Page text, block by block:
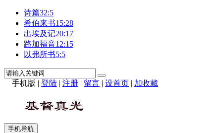
诗篇32:5
希伯来书15:28
出埃及记20:17
路加福音12:15
以弗所书5:5
手机版 | 登陆 | 注册 | 留言 | 设首页 | 加收藏
手机导航